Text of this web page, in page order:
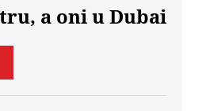
a oni u Dubai